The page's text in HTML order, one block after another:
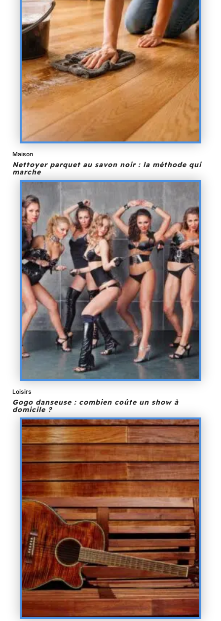
Maison
Nettoyer parquet au savon noir : la méthode qui
marche
Loisirs
Gogo danseuse : combien coûte un show à
domicile ?